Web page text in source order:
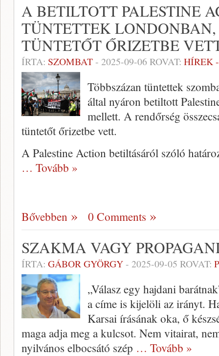
A BETILTOTT PALESTINE
TÜNTETTEK
TÜNTETŐT ŐRIZETBE
ÍRTA: SZOMBAT- 2025-09-06 ROVAT: HÍREK
Többszázan tüntettek
által nyáron betiltott
mellett. A rendőrség
tüntetőt őrizetbe vett.
A Palestine Action betiltásáról szóló
… Tovább »
Bővebben 0 Comments
SZAKMA VAGY
ÍRTA: GÁBOR GYÖRGY- 2025-09-05 ROVAT:
„Válasz egy hajdani
a címe is kijelöli az irányt.
Karsai írásának oka, ő
maga adja meg a kulcsot. Nem vitairat,
nyilvános elbocsátó szép … Tovább »